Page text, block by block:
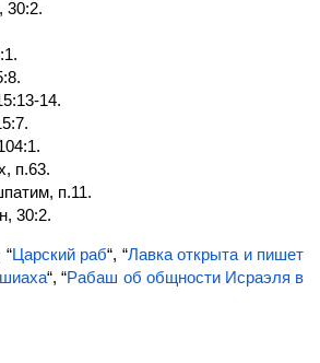
30:2.
14.
п.63.
п.11.
30:2.
“Царский раб“, “Лавка открыта и пишет
“, “Рабаш об общности Исраэля в